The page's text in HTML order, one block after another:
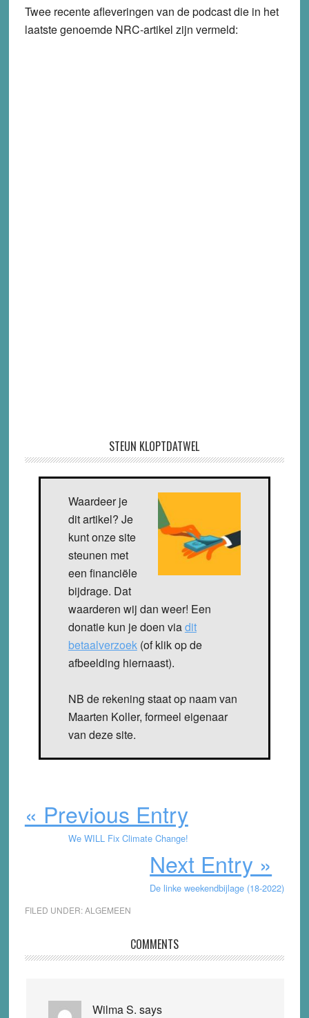
Twee recente afleveringen van de podcast die in het
laatste genoemde NRC-artikel zijn vermeld:
STEUN KLOPTDATWEL
Waardeer je
dit artikel? Je
kunt onze site
steunen met
een financiële
bijdrage. Dat
waarderen wij dan weer! Een
donatie kun je doen viadit
betaalverzoek(of klik op de
afbeelding hiernaast).
NB de rekening staat op naam van
Maarten Koller, formeel eigenaar
van deze site.
« Previous Entry
We WILL Fix Climate Change!
Next Entry »
De linke weekendbijlage (18-2022)
FILED UNDER:ALGEMEEN
Interactions
COMMENTS
Wilma S. says